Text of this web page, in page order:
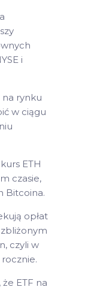
i
rynku
w ciągu
ETH
czasie,
Bitcoina.
opłat
czyli w
rocznie.
ETF na